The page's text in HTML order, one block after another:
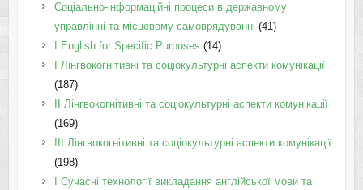
Соціально-інформаційні процеси в державному
управлінні та місцевому самоврядуванні (41)
І English for Specific Purposes (14)
I Лінгвокогнітивні та соціокультурні аспекти комунікації
(187)
IІ Лінгвокогнітивні та соціокультурні аспекти комунікації
(169)
IІI Лінгвокогнітивні та соціокультурні аспекти комунікації
(198)
I Cучасні технології викладання англійської мови та